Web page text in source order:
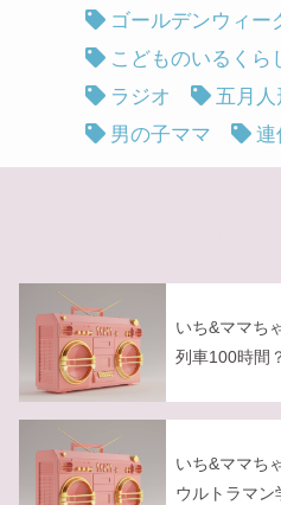
ゴールデンウィー
こどものいるくら
ラジオ
五月人
男の子ママ
連
いち&ママち
列車100時間
いち&ママち
ウルトラマン